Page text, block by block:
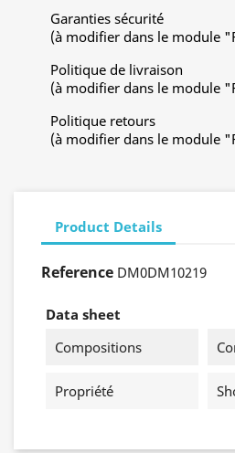
Garanties sécurité
(à modifier dans le module
Politique de livraison
(à modifier dans le module
Politique retours
(à modifier dans le module
Product Details
Reference DM0DM10219
Data sheet
Compositions
Propriété